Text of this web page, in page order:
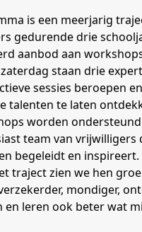
is een meerjarig
gedurende drie
aanbod aan
staan drie
sessies beroepen
talenten te laten
worden
team van vrijwilligers
begeleidt en inspireert.
traject zien we hen
mondiger,
en leren ook beter wat